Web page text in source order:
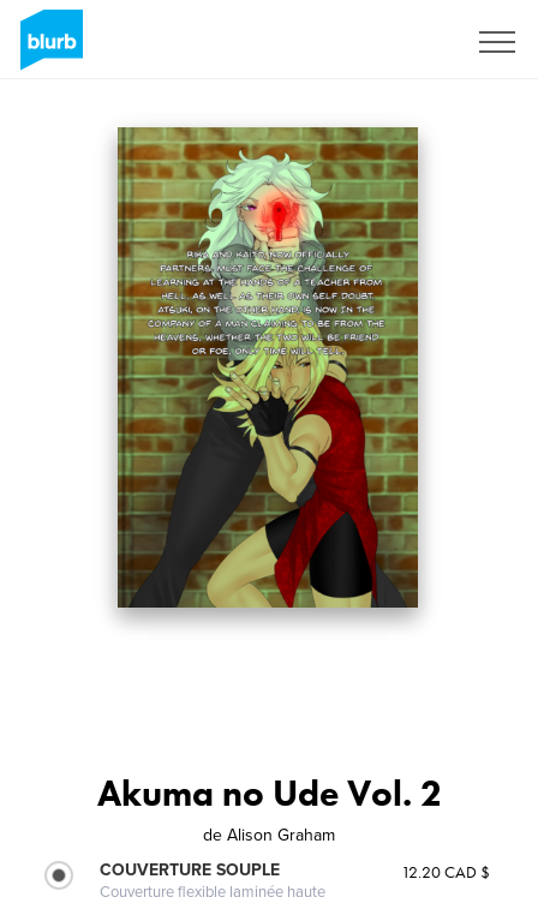
Akuma no Ude Vol. 2
de Alison Graham
COUVERTURE SOUPLE
Couverture flexible laminée haute
12.20 CAD $